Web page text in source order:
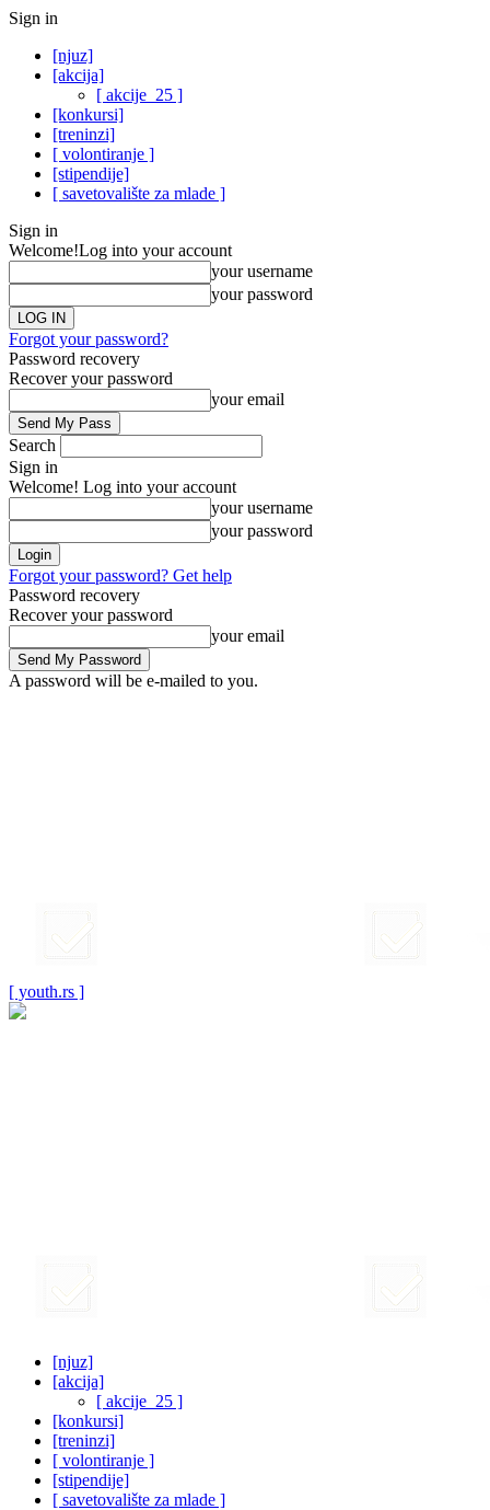
Sign in
[njuz]
[akcija]
[ akcije_25 ]
[konkursi]
[treninzi]
[ volontiranje ]
[stipendije]
[ savetovalište za mlade ]
Sign in
Welcome!Log into your account
your username
your password
Forgot your password?
Password recovery
Recover your password
your email
Search
Sign in
Welcome! Log into your account
your username
your password
Forgot your password? Get help
Password recovery
Recover your password
your email
A password will be e-mailed to you.
[ youth.rs ]
[njuz]
[akcija]
[ akcije_25 ]
[konkursi]
[treninzi]
[ volontiranje ]
[stipendije]
[ savetovalište za mlade ]